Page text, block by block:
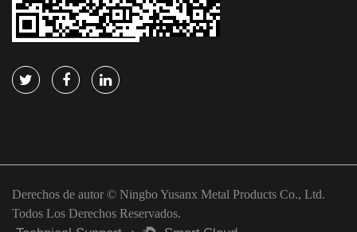
Derechos de autor © Ningbo Yusanx Metal Products Co., Ltd.
Todos Los Derechos Reservados.